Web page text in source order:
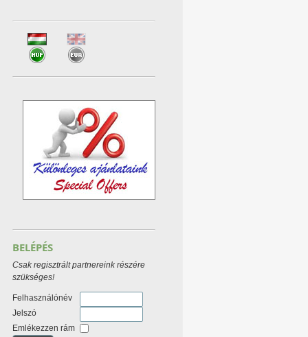
BELÉPÉS
Csak regisztrált partnereink részére
szükséges!
Felhasználónév
Jelszó
Emlékezzen rám